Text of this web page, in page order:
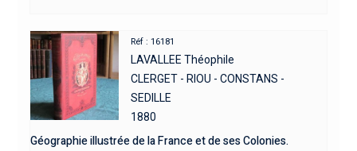
Réf : 16181
LAVALLEE Théophile
CLERGET - RIOU - CONSTANS -
SEDILLE
1880
Géographie illustrée de la France et de ses Colonies.